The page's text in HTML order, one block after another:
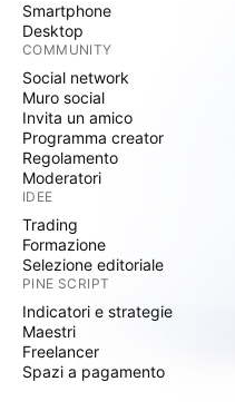
Smartphone
Desktop
COMMUNITY
Social network
Muro social
Invita un amico
Programma creator
Regolamento
Moderatori
IDEE
Trading
Formazione
Selezione editoriale
PINE SCRIPT
Indicatori e strategie
Maestri
Freelancer
Spazi a pagamento